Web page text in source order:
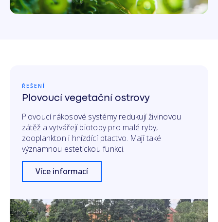
ŘEŠENÍ
Plovoucí vegetační ostrovy
Plovoucí rákosové systémy redukují živinovou
zátěž a vytvářejí biotopy pro malé ryby,
zooplankton i hnízdící ptactvo. Mají také
významnou estetickou funkci.
Více informací